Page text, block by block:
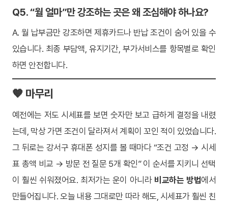
Q5. “월 얼마”만 강조하는 곳은 왜 조심해야 하나요?
A. 월 납부금만 강조하면 제휴카드나 반납 조건이 숨어 있을 수
있습니다. 최종 부담액, 유지기간, 부가서비스를 항목별로 확인
하면 안전합니다.
🧡 마무리
예전에는 저도 시세표를 보면 숫자만 보고 급하게 결정을 내렸
는데, 막상 가면 조건이 달라져서 계획이 꼬인 적이 있었습니다.
그 뒤로는 강서구 휴대폰 성지를 볼 때마다 “조건 고정 → 시세
표 총액 비교 → 방문 전 질문 5개 확인” 이 순서를 지키니 선택
이 훨씬 쉬워졌어요. 최저가는 운이 아니라 비교하는 방법에서
만들어집니다. 오늘 내용 그대로만 따라 해도, 시세표가 훨씬 친